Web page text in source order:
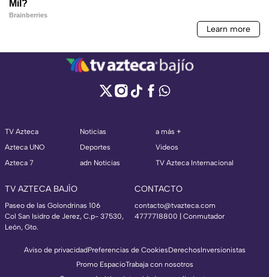
TV Azteca
Azteca UNO
Azteca 7
Noticias
Deportes
adn Noticias
a más +
Videos
TV Azteca Internacional
TV AZTECA BAJÍO
Paseo de las Golondrinas 106
Col San Isidro de Jerez, C.p- 37530,
León, Gto.
CONTACTO
contacto@tvazteca.com
4777718800 | Conmutador
Aviso de privacidadPreferencias de CookiesDerechosInversionistas
Promo EspacioTrabaja con nosotros